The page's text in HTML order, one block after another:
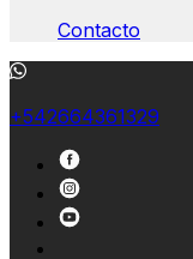
Contacto
+542664361329